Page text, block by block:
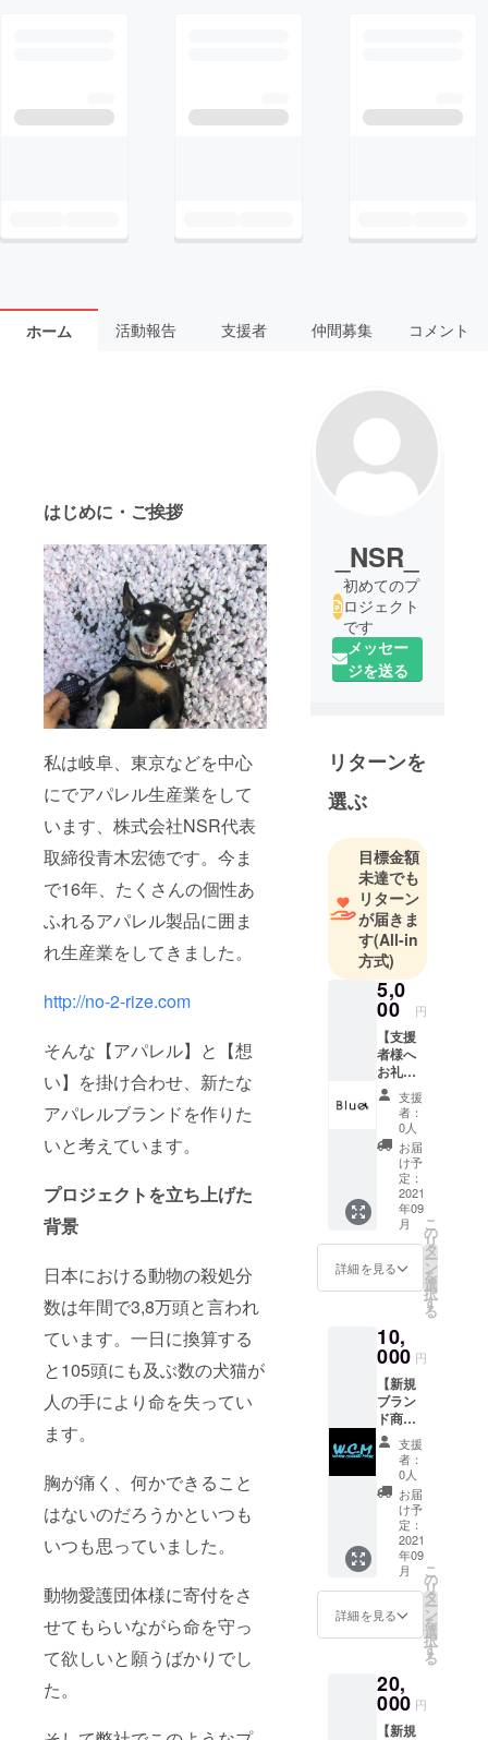
ホーム 活動報告 支援者 仲間募集 コメント
はじめに・ご挨拶
私は岐阜、東京などを中心
にでアパレル生産業をして
います、株式会社NSR代表
取締役青木宏徳です。今ま
で16年、たくさんの個性あ
ふれるアパレル製品に囲ま
れ生産業をしてきました。
http://no-2-rize.com
そんな【アパレル】と【想
い】を掛け合わせ、新たな
アパレルブランドを作りた
いと考えています。
プロジェクトを立ち上げた
背景
日本における動物の殺処分
数は年間で3,8万頭と言われ
ています。一日に換算する
と105頭にも及ぶ数の犬猫が
人の手により命を失ってい
ます。
胸が痛く、何かできること
はないのだろうかといつも
いつも思っていました。
動物愛護団体様に寄付をさ
せてもらいながら命を守っ
て欲しいと願うばかりでし
た。
_NSR_
初めてのプ
ロジェクト
です
メッセー
ジを送る
リターンを
選ぶ
目標金額
未達でも
リターン
が届きま
す(All-in
方式)
5,0
00 円
【支援
者様へ
お礼の
メッ
セー
ジ】
［内
容］ ・
お礼の
メッ
セージ
※こちら
は支援
者様へ
のお礼
のメッ
をメー
ルまた
はメッ
セージ
カード
にて送
らさせ
て頂き
ます。
支援
者：
0人
お届
け予
定：
2021
年09
月
詳細を見る
こ
の
リ
タ
ー
ン
を
選
択
す
る
10,
000 円
【新規
ブラン
ド商
品】 ブ
ランド
立ち上
げ後、
完成商
品をご
自宅に
お届け
いたし
ます。
［内
容］ ・
お礼の
セージ
・自社
オリジ
ナル
支援
者：
0人
お届
け予
定：
2021
年09
月
詳細を見る
こ
の
リ
タ
ー
ン
を
選
択
す
る
20,
000 円
【新規